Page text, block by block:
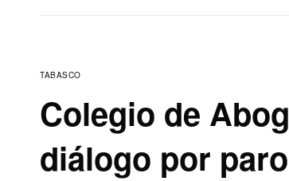
TABASCO
Colegio de
diálogo por